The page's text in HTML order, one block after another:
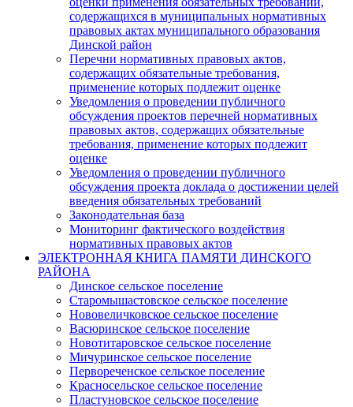
содержащихся в муниципальных нормативных
правовых актах муниципального образования
Динской район
Перечни нормативных правовых актов,
содержащих обязательные требования,
применение которых подлежит оценке
Уведомления о проведении публичного
обсуждения проектов перечней нормативных
правовых актов, содержащих обязательные
требования, применение которых подлежит
оценке
Уведомления о проведении публичного
обсуждения проекта доклада о достижении целей
введения обязательных требований
Законодательная база
Мониторинг фактического воздействия
нормативных правовых актов
ЭЛЕКТРОННАЯ КНИГА ПАМЯТИ ДИНСКОГО
РАЙОНА
Динское сельское поселение
Старомышастовское сельское поселение
Нововеличковское сельское поселение
Васюринское сельское поселение
Новотитаровское сельское поселение
Мичуринское сельское поселение
Первореченское сельское поселение
Красносельское сельское поселение
Пластуновское сельское поселение